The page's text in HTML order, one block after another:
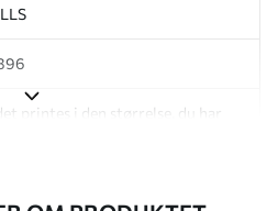
printes i den størrelse, du har